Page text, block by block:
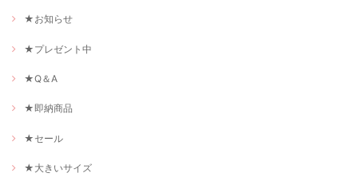
★お知らせ
★プレゼント中
★Q＆A
★即納商品
★セール
★大きいサイズ